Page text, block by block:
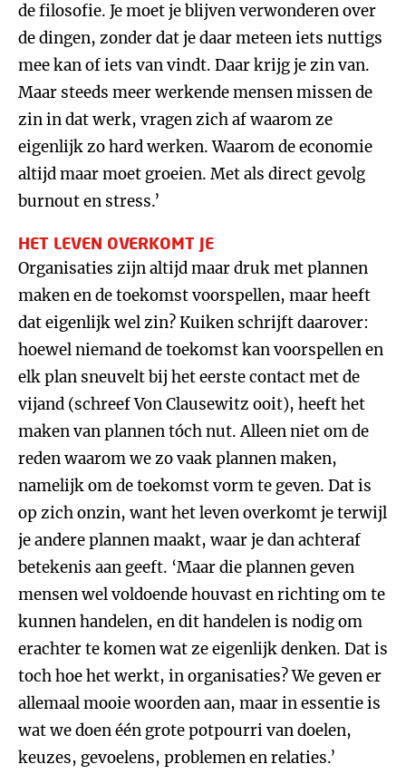
de filosofie. Je moet je blijven verwonderen over
de dingen, zonder dat je daar meteen iets nuttigs
mee kan of iets van vindt. Daar krijg je zin van.
Maar steeds meer werkende mensen missen de
zin in dat werk, vragen zich af waarom ze
eigenlijk zo hard werken. Waarom de economie
altijd maar moet groeien. Met als direct gevolg
burnout en stress.’
HET LEVEN OVERKOMT JE
Organisaties zijn altijd maar druk met plannen
maken en de toekomst voorspellen, maar heeft
dat eigenlijk wel zin? Kuiken schrijft daarover:
hoewel niemand de toekomst kan voorspellen en
elk plan sneuvelt bij het eerste contact met de
vijand (schreef Von Clausewitz ooit), heeft het
maken van plannen tóch nut. Alleen niet om de
reden waarom we zo vaak plannen maken,
namelijk om de toekomst vorm te geven. Dat is
op zich onzin, want het leven overkomt je terwijl
je andere plannen maakt, waar je dan achteraf
betekenis aan geeft. ‘Maar die plannen geven
mensen wel voldoende houvast en richting om te
kunnen handelen, en dit handelen is nodig om
erachter te komen wat ze eigenlijk denken. Dat is
toch hoe het werkt, in organisaties? We geven er
allemaal mooie woorden aan, maar in essentie is
wat we doen één grote potpourri van doelen,
keuzes, gevoelens, problemen en relaties.’